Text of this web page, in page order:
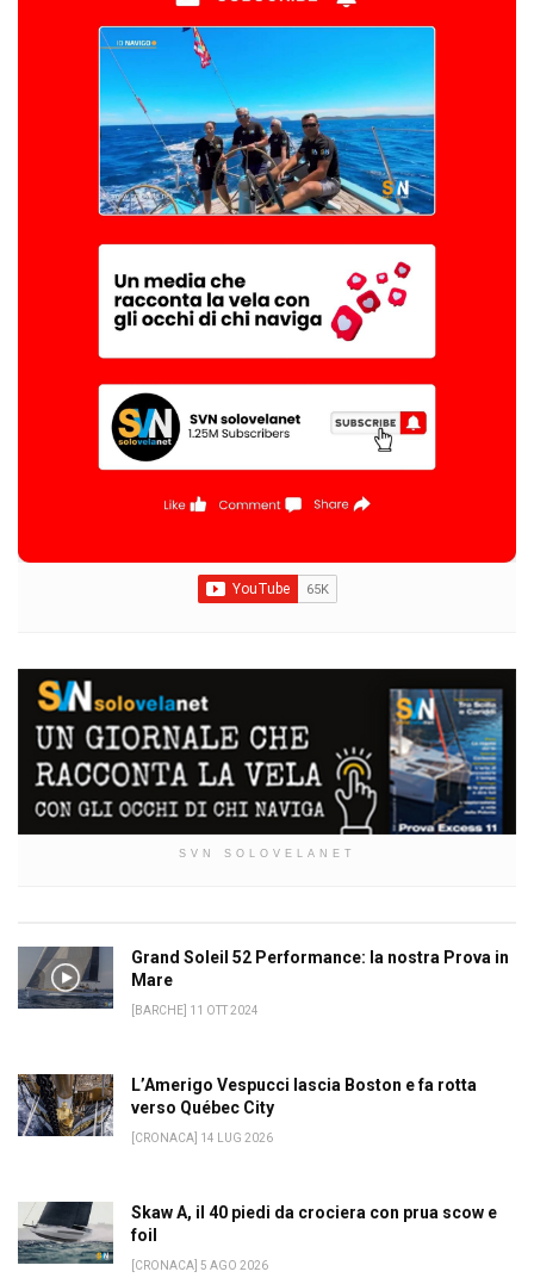
SVN SOLOVELANET
Grand Soleil 52 Performance: la nostra Prova in
Mare
[BARCHE] 11 OTT 2024
L’Amerigo Vespucci lascia Boston e fa rotta
verso Québec City
[CRONACA] 14 LUG 2026
Skaw A, il 40 piedi da crociera con prua scow e
foil
[CRONACA] 5 AGO 2026